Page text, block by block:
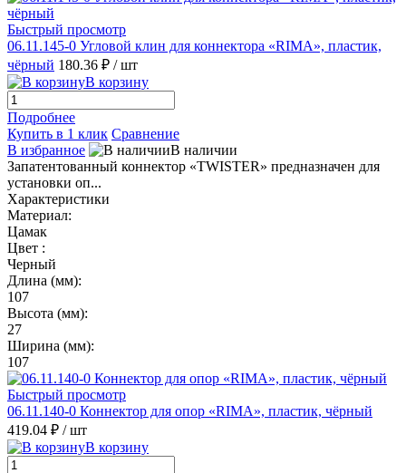
Быстрый просмотр
06.11.145-0 Угловой клин для коннектора «RIMA», пластик,
чёрный 180.36 ₽ / шт
В корзину
Подробнее
Купить в 1 клик Сравнение
В избранное
В наличии
Запатентованный коннектор «TWISTER» предназначен для
установки оп...
Характеристики
Материал:
Цамак
Цвет :
Черный
Длина (мм):
107
Высота (мм):
27
Ширина (мм):
107
Быстрый просмотр
06.11.140-0 Коннектор для опор «RIMA», пластик, чёрный
419.04 ₽ / шт
В корзину